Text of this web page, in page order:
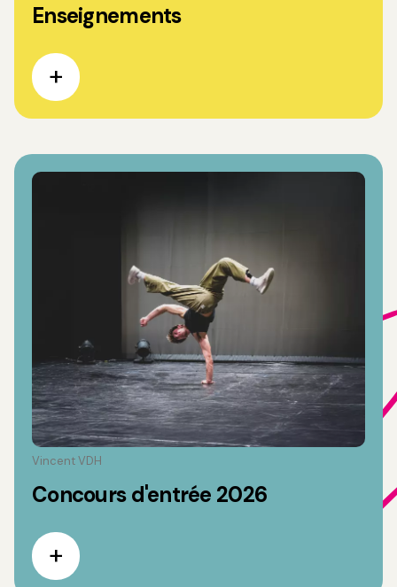
Enseignements
Vincent VDH
Concours d'entrée 2026